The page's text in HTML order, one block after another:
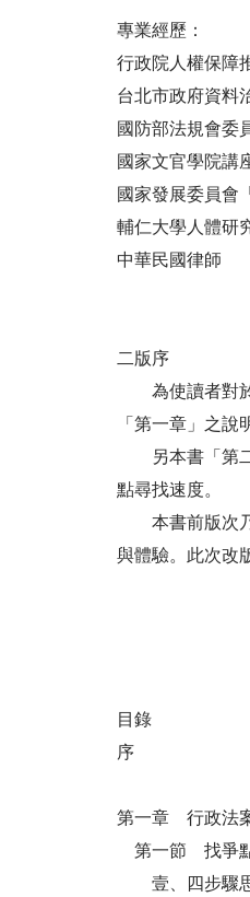
專業經歷：
行政院人權保障
台北市政府資料
國防部法規會委
國家文官學院講
國家發展委員會
輔仁大學人體研
中華民國律師
二版序
為使讀者對於
「第一章」之說
另本書「第二
點尋找速度。
本書前版次乃
與體驗。此次改
目錄
序
第一章 行政法
第一節 找爭點
壹、四步驟